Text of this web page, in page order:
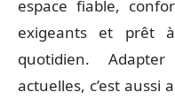
espace fiable,
exigeants et prêt
quotidien.
actuelles, c’est aussi